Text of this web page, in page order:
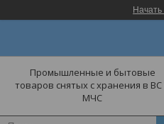
Промышленные и бытовые
товаров снятых с хранения в ВС
МЧС